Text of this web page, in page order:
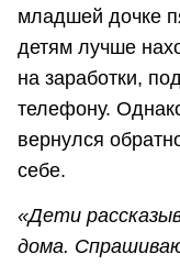
младшей дочке
детям лучше
на заработки,
телефону.
вернулся
себе.
«Дети
дома.